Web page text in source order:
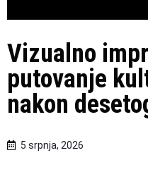
Vizualno
putovanje
nakon
5 srpnja, 2026